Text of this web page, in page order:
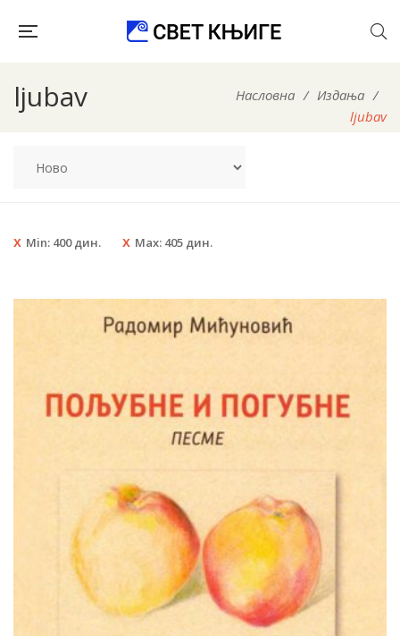
ljubav Насловна / Издања /
ljubav
Min: 400дин. Max: 405 дин.